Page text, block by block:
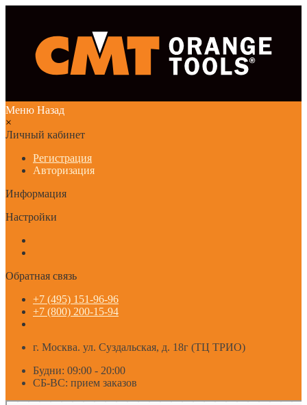
Меню Назад
×
Личный кабинет
Регистрация
Авторизация
Информация
Настройки
Обратная связь
+7 (495) 151-96-96
+7 (800) 200-15-94
г. Москва. ул. Суздальская, д. 18г (ТЦ ТРИО)
Будни: 09:00 - 20:00
СБ-ВС: прием заказов